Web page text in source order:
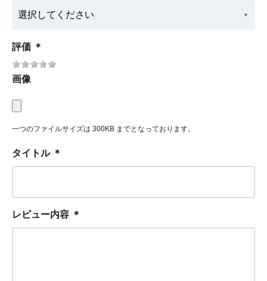
評価 ＊
画像
一つのファイルサイズは 300KB までとなっております。
タイトル ＊
レビュー内容 ＊